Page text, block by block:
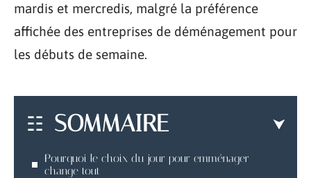
mardis et mercredis, malgré la préférence
affichée des entreprises de déménagement pour
les débuts de semaine.
SOMMAIRE
Pourquoi le choix du jour pour emménager
change tout